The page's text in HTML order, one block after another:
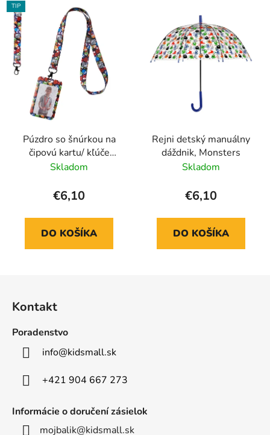
TIP
Púzdro so šnúrkou na
čipovú kartu/ kľúče
Monsters
Skladom
€6,10
DO KOŠÍKA
Rejni detský manuálny
dáždnik, Monsters
Skladom
€6,10
DO KOŠÍKA
Kontakt
Poradenstvo
info@kidsmall.sk
+421 904 667 273
Informácie o doručení zásielok
mojbalik@kidsmall.sk